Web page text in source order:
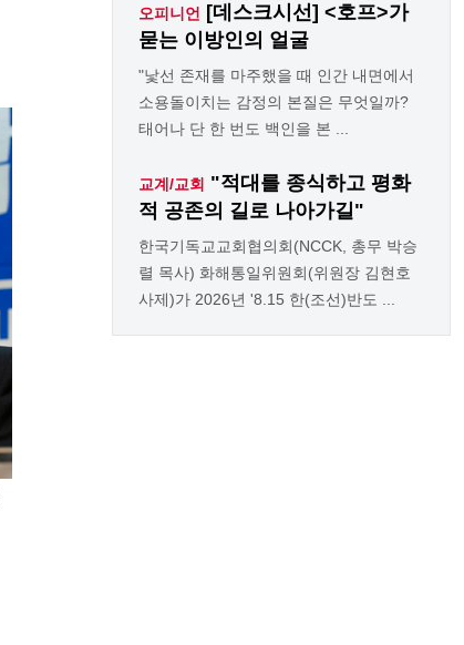
오피니언
[데스크시선] <호프>가
묻는 이방인의 얼굴
"낯선 존재를 마주했을 때 인간 내면에서
소용돌이치는 감정의 본질은 무엇일까?
태어나 단 한 번도 백인을 본 ...
교계/교회 "적대를 종식하고 평화
적 공존의 길로 나아가길"
한국기독교교회협의회(NCCK, 총무 박승
렬 목사) 화해통일위원회(위원장 김현호
사제)가 2026년 '8.15 한(조선)반도 ...